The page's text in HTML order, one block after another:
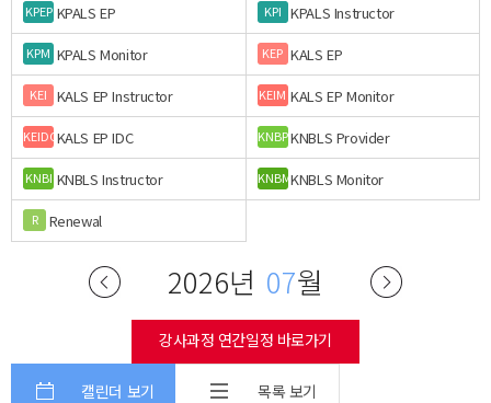
KPEP KPALS EP KPI KPALS Instructor
KPM KPALS Monitor KEP KALS EP
KEI KALS EP Instructor KEIM KALS EP Monitor
KEIDCKALS EP IDC KNBPKNBLS Provider
KNBI KNBLS Instructor KNBMKNBLS Monitor
R Renewal
2026년 07월
강사과정 연간일정 바로가기
캘린더 보기 목록 보기